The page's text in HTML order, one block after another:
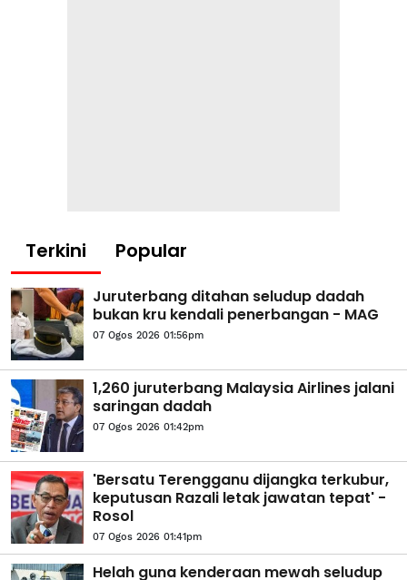
Terkini Popular
Juruterbang ditahan seludup dadah
bukan kru kendali penerbangan - MAG
07 Ogos 2026 01:56pm
1,260 juruterbang Malaysia Airlines jalani
saringan dadah
07 Ogos 2026 01:42pm
'Bersatu Terengganu dijangka terkubur,
keputusan Razali letak jawatan tepat' -
Rosol
07 Ogos 2026 01:41pm
Helah guna kenderaan mewah seludup